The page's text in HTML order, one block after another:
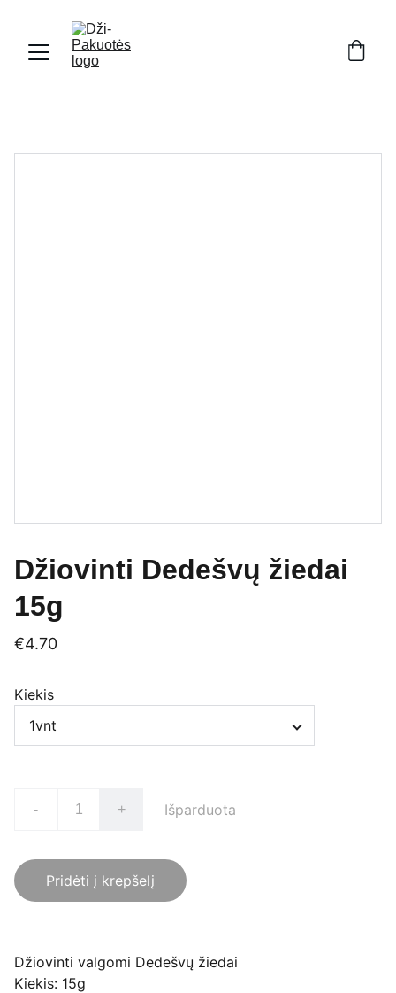
Džiovinti Dedešvų žiedai
15g
€4.70
Kiekis
- + Išparduota
Pridėti į krepšelį
Džiovinti valgomi Dedešvų žiedai
Kiekis: 15g